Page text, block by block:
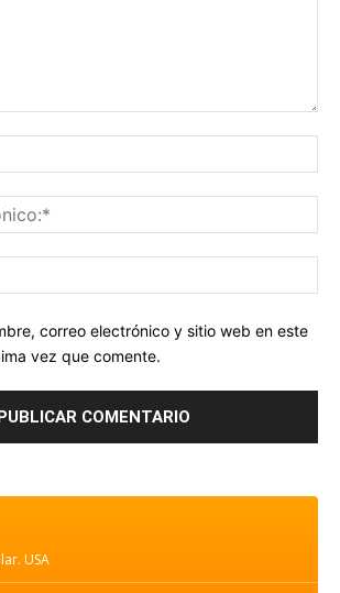
correo electrónico y sitio web en este
vez que comente.
USA